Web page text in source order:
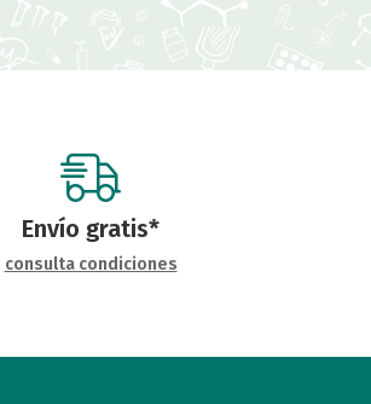
Envío gratis*
consulta condiciones